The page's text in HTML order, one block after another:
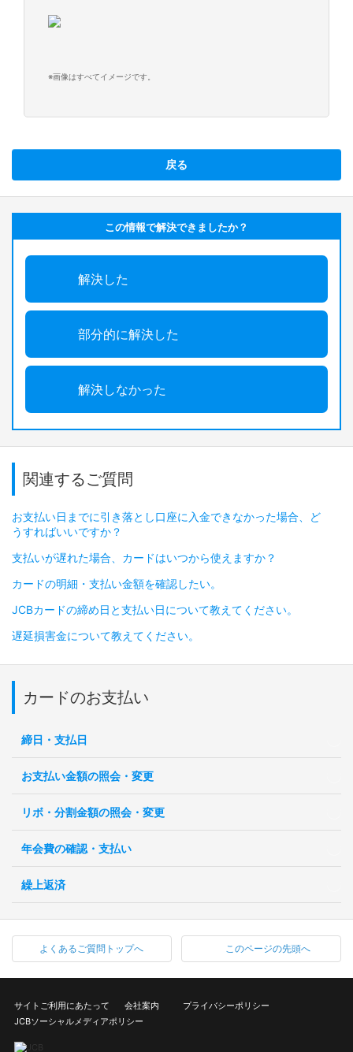
※画像はすべてイメージです。
戻る
この情報で解決できましたか？
解決した
部分的に解決した
解決しなかった
関連するご質問
お支払い日までに引き落とし口座に入金できなかった場合、ど
うすればいいですか？
支払いが遅れた場合、カードはいつから使えますか？
カードの明細・支払い金額を確認したい。
JCBカードの締め日と支払い日について教えてください。
遅延損害金について教えてください。
カードのお支払い
締日・支払日
お支払い金額の照会・変更
リボ・分割金額の照会・変更
年会費の確認・支払い
繰上返済
よくあるご質問トップへ このページの先頭へ
サイトご利用にあたって 会社案内
プライバシーポリシー
JCBソーシャルメディアポリシー